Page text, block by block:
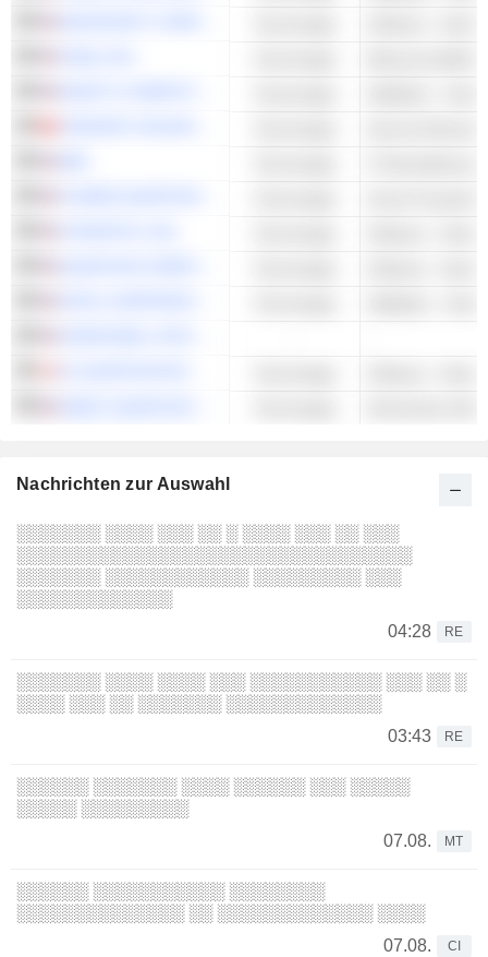
Nachrichten zur Auswahl
░░░░░░░ ░░░░ ░░░ ░░ ░ ░░░░ ░░░ ░░ ░░░
░░░░░░░░░░░░░░░░░░░░░░░░░░░░░░░░░
░░░░░░░ ░░░░░░░░░░░░ ░░░░░░░░░ ░░░
░░░░░░░░░░░░░
04:28
RE
░░░░░░░ ░░░░ ░░░░ ░░░ ░░░░░░░░░░░ ░░░ ░░ ░
░░░░ ░░░ ░░ ░░░░░░░ ░░░░░░░░░░░░░
03:43
RE
░░░░░░ ░░░░░░░ ░░░░ ░░░░░░ ░░░ ░░░░░
░░░░░ ░░░░░░░░░
07.08.
MT
░░░░░░ ░░░░░░░░░░░ ░░░░░░░░
░░░░░░░░░░░░░░ ░░ ░░░░░░░░░░░░░ ░░░░
07.08.
CI